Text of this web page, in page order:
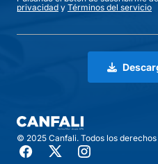
privacidad y Términos del servicio
© 2025 Canfali. Todos los